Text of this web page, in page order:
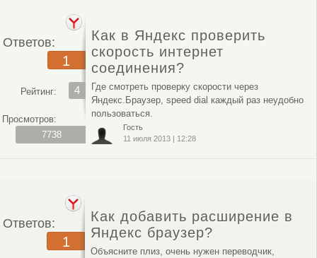
Ответов:
1
Рейтинг: 4
Просмотров:
7738
Как в Яндекс проверить
скорость интернет
соединения?
Где смотреть проверку скорости через
Яндекс.Браузер, speed dial каждый раз неудобно
пользоваться.
Гость
11 июля 2013| 12:28
Ответов:
1
Как добавить расширение в
Яндекс браузер?
Объясните плиз, очень нужен переводчик,